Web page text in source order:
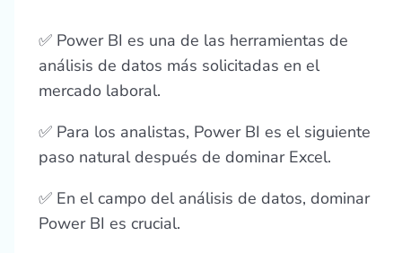
✅ Power BI es una de las herramientas de
análisis de datos más solicitadas en el
mercado laboral.
✅ Para los analistas, Power BI es el siguiente
paso natural después de dominar Excel.
✅ En el campo del análisis de datos, dominar
Power BI es crucial.